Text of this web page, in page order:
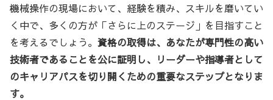
機械操作の現場において、経験を積み、スキルを磨いてい
く中で、多くの方が「さらに上のステージ」を目指すこと
を考えるでしょう。 資格の取得は、あなたが専門性の高い
技術者であることを公に証明し、リーダーや指導者として
のキャリアパスを切り開くための重要なステップとなりま
す。